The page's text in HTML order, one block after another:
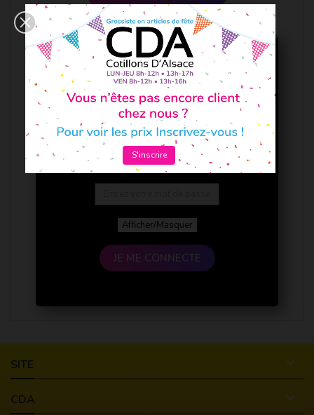
Afficher/Masquer
JE ME CONNECTE
SITE 
CDA 
S'inscrire